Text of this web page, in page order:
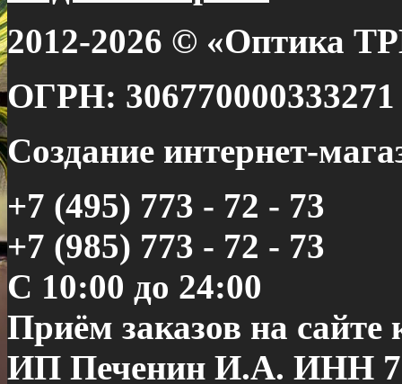
2012-2026 © «Оптика
ОГРН: 306770000333271
Создание интернет-
+7 (495) 773 - 72 - 73
+7 (985) 773 - 72 - 73
С 10:00 до 24:00
Приём заказов на сайте
ИП Печенин И.А. ИНН